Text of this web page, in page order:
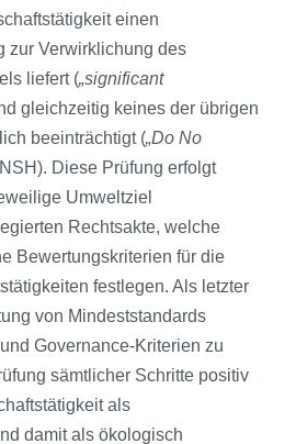
einen
zur Verwirklichung des
liefert („significant
gleichzeitig keines der übrigen
beeinträchtigt („Do No
Diese Prüfung erfolgt
Umweltziel
Rechtsakte, welche
Bewertungskriterien für die
festlegen. Als letzter
von Mindeststandards
Governance-Kriterien zu
sämtlicher Schritte positiv
als
damit als ökologisch